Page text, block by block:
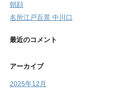
朝顔
名所江戸百景 中川口
最近のコメント
アーカイブ
2025年12月